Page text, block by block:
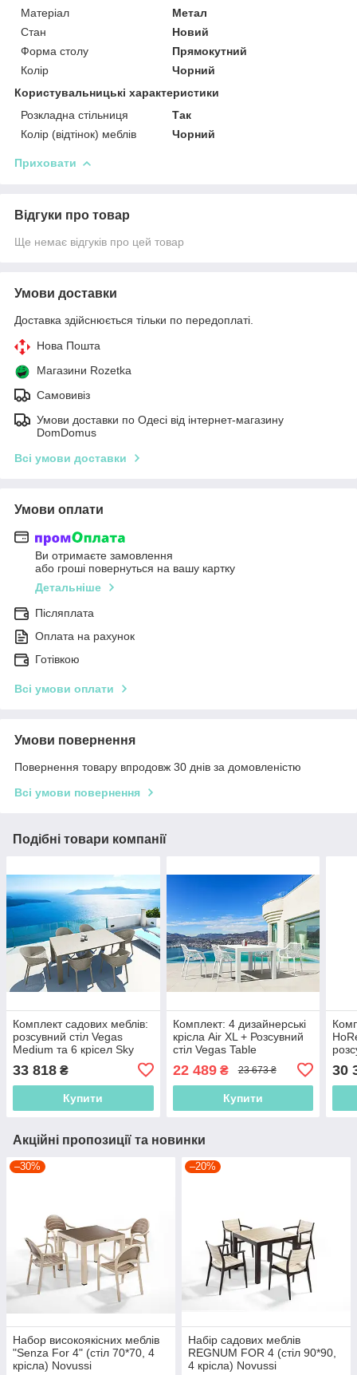
Матеріал
Метал
Стан
Новий
Форма столу
Прямокутний
Колір
Чорний
Користувальницькі характеристики
Розкладна стільниця
Так
Колір (відтінок) меблів
Чорний
Приховати
Відгуки про товар
Ще немає відгуків про цей товар
Умови доставки
Доставка здійснюється тільки по передоплаті.
Нова Пошта
Магазини Rozetka
Самовивіз
Умови доставки по Одесі від інтернет-магазину
DomDomus
Всі умови доставки
Умови оплати
Ви отримаєте замовлення
або гроші повернуться на вашу картку
Детальніше
Післяплата
Оплата на рахунок
Готівкою
Всі умови оплати
Умови повернення
Повернення товару впродовж 30 днів за домовленістю
Всі умови повернення
Подібні товари компанії
Комплект садових меблів:
розсувний стіл Vegas
Medium та 6 крісел Sky
33 818 ₴
Купити
Комплект: 4 дизайнерські
крісла Air XL + Розсувний
стіл Vegas Table
22 489₴ 23 673 ₴
Купити
30
Акційні пропозиції та новинки
–30%
Набор високоякісних меблів
"Senza For 4" (стіл 70*70, 4
крісла) Novussi
–20%
Набір садових меблів
REGNUM FOR 4 (стіл 90*90,
4 крісла) Novussi